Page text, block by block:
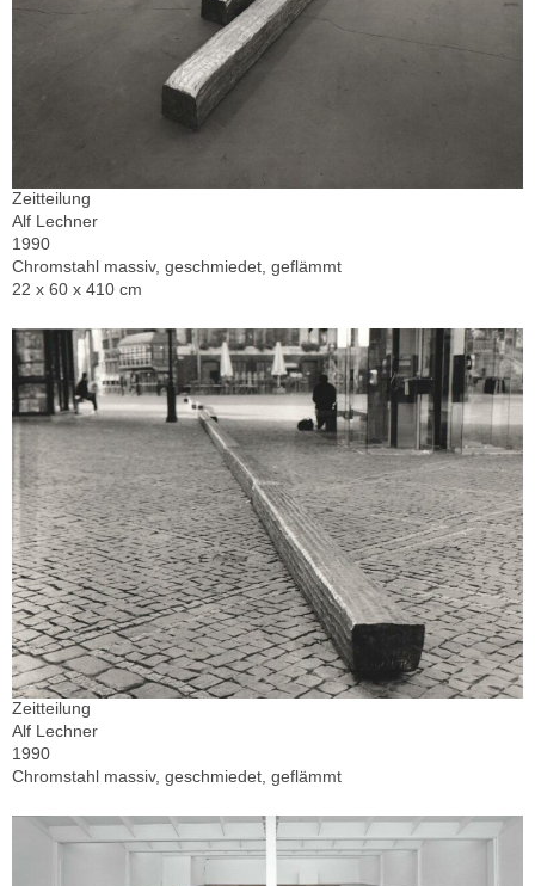
Zeitteilung
Alf Lechner
1990
Chromstahl massiv, geschmiedet, geflämmt
22 x 60 x 410 cm
Zeitteilung
Alf Lechner
1990
Chromstahl massiv, geschmiedet, geflämmt